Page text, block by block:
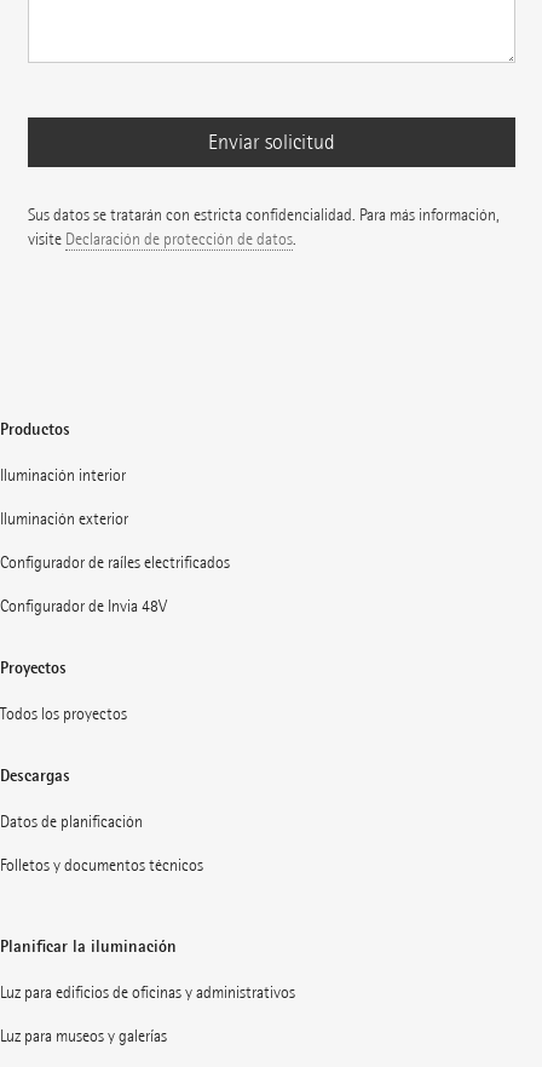
Sus datos se tratarán con estricta confidencialidad. Para más información,
visite Declaración de protección de datos.
Productos
Iluminación interior
Iluminación exterior
Configurador de raíles electrificados
Configurador de Invia 48V
Proyectos
Todos los proyectos
Descargas
Datos de planificación
Folletos y documentos técnicos
Planificar la iluminación
Luz para edificios de oficinas y administrativos
Luz para museos y galerías